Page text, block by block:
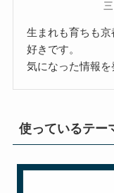
生まれも育ちも
好きです。
気になった情報を
使っているテー